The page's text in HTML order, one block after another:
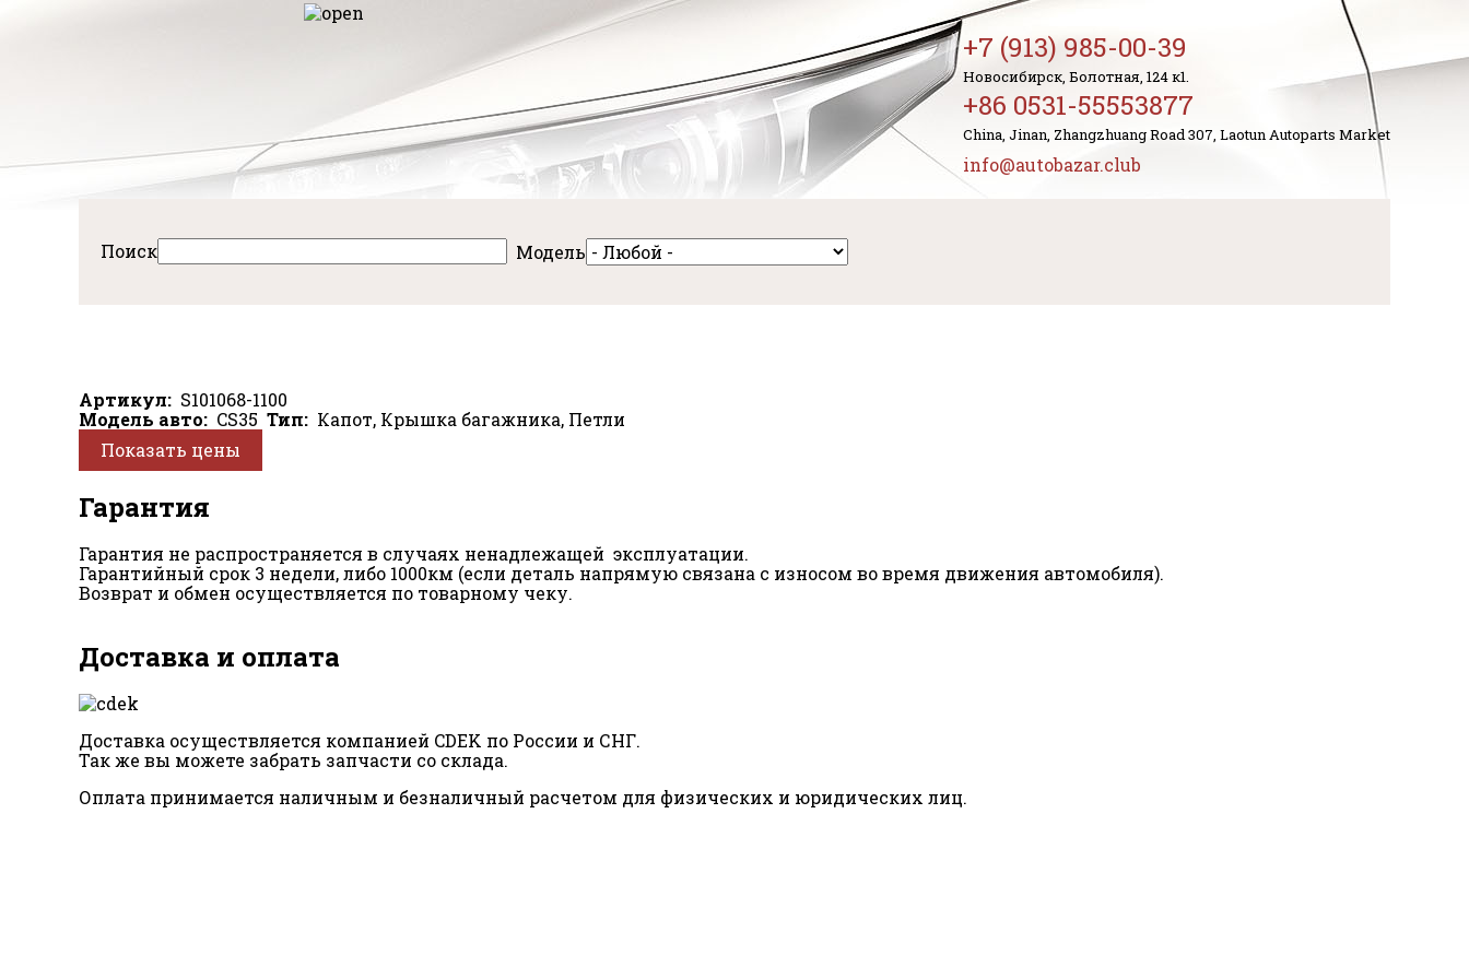
+7 (913) 985-00-39
Новосибирск, Болотная, 124 к1.
+86 0531-55553877
China, Jinan, Zhangzhuang Road 307, Laotun Autoparts Market
info@autobazar.club
Поиск Модель
Артикул
S101068-1100
Модель авто
CS35 Тип
Капот, Крышка багажника, Петли
Показать цены
Гарантия
Гарантия не распространяется в случаях ненадлежащей эксплуатации.
Гарантийный срок 3 недели, либо 1000км (если деталь напрямую связана с износом во время движения автомобиля).
Возврат и обмен осуществляется по товарному чеку.
Доставка и оплата
Доставка осуществляется компанией CDEK по России и СНГ.
Так же вы можете забрать запчасти со склада.
Оплата принимается наличным и безналичный расчетом для физических и юридических лиц.